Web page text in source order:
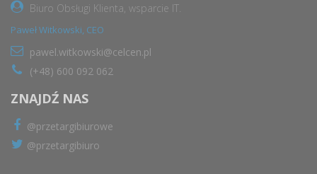
Biuro Obsługi Klienta, wsparcie IT.
Paweł Witkowski, CEO
pawel.witkowski@celcen.pl
(+48) 600 092 062
ZNAJDŹ NAS
@przetargibiurowe
@przetargibiuro